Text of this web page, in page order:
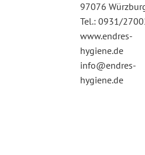
97076
Tel.: 0931/
www.endres-
hygiene.de
info@endres-
hygiene.de